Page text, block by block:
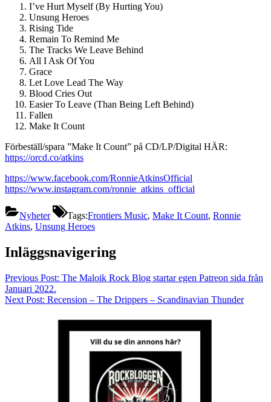
I’ve Hurt Myself (By Hurting You)
Unsung Heroes
Rising Tide
Remain To Remind Me
The Tracks We Leave Behind
All I Ask Of You
Grace
Let Love Lead The Way
Blood Cries Out
Easier To Leave (Than Being Left Behind)
Fallen
Make It Count
Förbeställ/spara ”Make It Count” på CD/LP/Digital HÄR:
https://orcd.co/atkins
https://www.facebook.com/RonnieAtkinsOfficial
https://www.instagram.com/ronnie_atkins_official
Nyheter Tags:Frontiers Music, Make It Count, Ronnie
Atkins, Unsung Heroes
Inläggsnavigering
Previous Post: The Maloik Rock Blog startar egen Patreon sida från
Januari 2022.
Next Post: Recension – The Drippers – Scandinavian Thunder